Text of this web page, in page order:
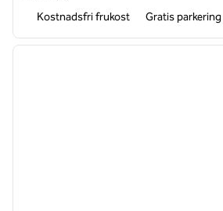
Kostnadsfri frukost Gratis parkering
1 av 12